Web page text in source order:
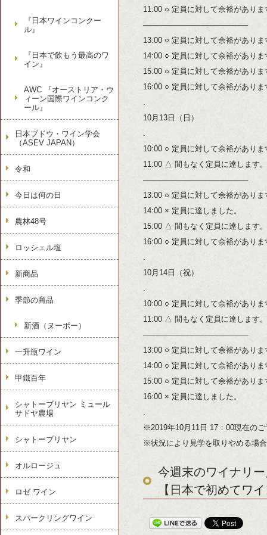
11:00 ○ 定員に対して余裕がありま
—————————————–
13:00 ○ 定員に対して余裕がありま
14:00 ○ 定員に対して余裕がありま
15:00 ○ 定員に対して余裕がありま
16:00 ○ 定員に対して余裕がありま
.
10月13日（日）
.
10:00 ○ 定員に対して余裕がありま
11:00 △ 間もなく定員に達します。
—————————————–
13:00 ○ 定員に対して余裕がありま
14:00 × 定員に達しました。
15:00 △ 間もなく定員に達します。
16:00 ○ 定員に対して余裕がありま
.
10月14日（祝）
.
10:00 ○ 定員に対して余裕がありま
11:00 △ 間もなく定員に達します。
—————————————–
13:00 ○ 定員に対して余裕がありま
14:00 ○ 定員に対して余裕がありま
15:00 ○ 定員に対して余裕がありま
16:00 × 定員に達しました。
.
※2019年10月11日 17：00現在の
※状況により見学を取りやめる場
今週末のワイナリ
【日本で初めてワ
『日本ワインコンクー
ル』
『日本で飲もう最高のワ
イン』
AWC 『オーストリア・ウ
ィーン国際ワインコンク
ール』
日本ブドウ・ワイン学会
（ASEV JAPAN）
令和
今日は何の日
農林48号
ロッシェル塩
新商品
季節の商品
新酒（ヌーボー）
一升瓶ワイン
甲鐵百年
シャトーブリヤン ミュール
サドヤ農場
シャトーブリヤン
オルロージュ
ロゼ ワイン
スパークリングワイン